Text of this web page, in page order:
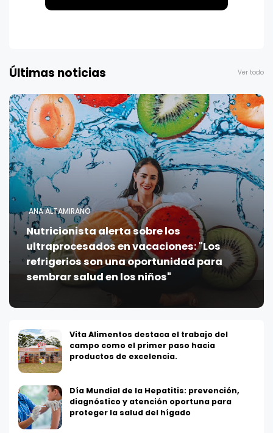
Últimas noticias Ver todo
ANA ALTAMIRANO
Nutricionista alerta sobre los
ultraprocesados en vacaciones: "Los
refrigerios son una oportunidad para
sembrar salud en los niños"
Vita Alimentos destaca el trabajo del
campo como el primer paso hacia
productos de excelencia.
Día Mundial de la Hepatitis: prevención,
diagnóstico y atención oportuna para
proteger la salud del hígado